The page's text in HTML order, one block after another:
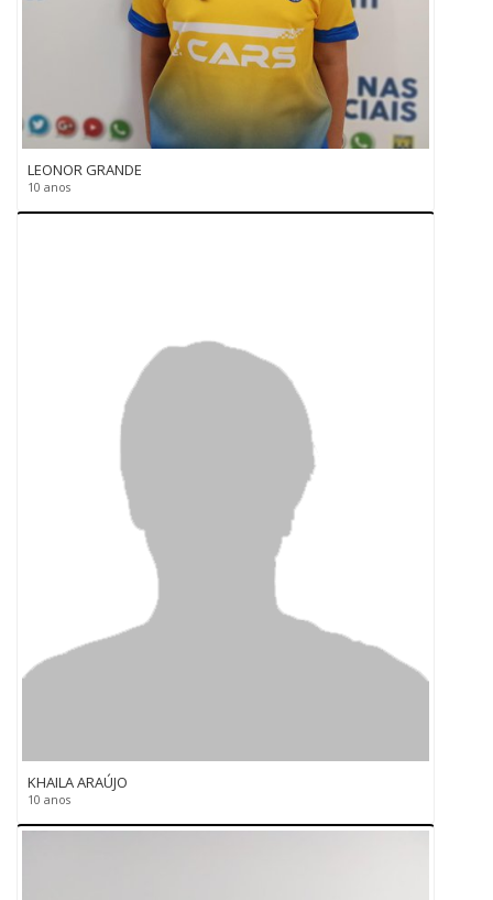
LEONOR GRANDE
10 anos
KHAILA ARAÚJO
10 anos